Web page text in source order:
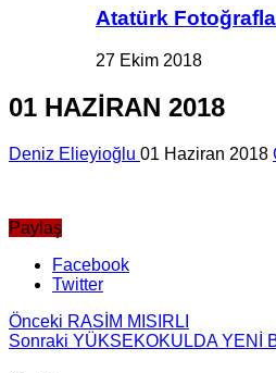
Atatürk
27 Ekim 2018
01 HAZİRAN 2018
Deniz Elieyioğlu 01 Haziran 2018
Paylaş
Facebook
Twitter
Önceki RASİM MISIRLI
Sonraki YÜKSEKOKULDA YENİ